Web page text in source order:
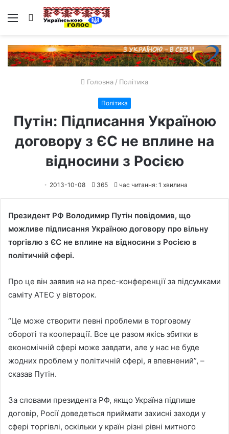
Меню Пошук
Головна / Політика
Політика
Путін: Підписання Україною
договору з ЄС не вплине на
відносини з Росією
2013-10-08 365 час читання: 1 хвилина
Президент РФ Володимир Путін повідомив, що
можливе підписання Україною договору про вільну
торгівлю з ЄС не вплине на відносини з Росією в
політичній сфері.
Про це він заявив на на прес-конференції за підсумками
саміту АТЕС у вівторок.
“Це може створити певні проблеми в торговому
обороті та кооперації. Все це разом якісь збитки в
економічній сфері може завдати, але у нас не буде
жодних проблем у політичній сфері, я впевнений”, –
сказав Путін.
За словами президента РФ, якщо Україна підпише
договір, Росії доведеться приймати захисні заходи у
сфері торгівлі, оскільки у країн різні рівні митного